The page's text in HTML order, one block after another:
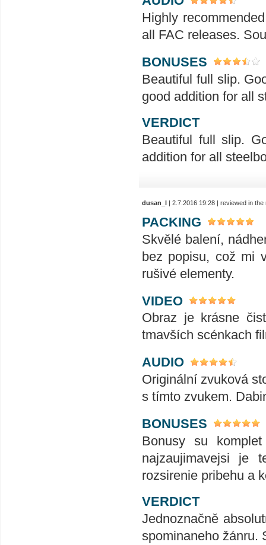
Highly
all FAC releases.
BONUSES
Beautiful full slip.
good addition for all
VERDICT
Beautiful full slip.
addition for all
dusan_l | 2.7.2016 19:28 | reviewed in
PACKING
Skvělé balení,
bez popisu, což mi
rušivé elementy.
VIDEO
Obraz je krásne
tmavších scénkach
AUDIO
Originální zvuková
s tímto zvukem.
BONUSES
Bonusy su
najzaujimavejsi je
rozsirenie pribehu a
VERDICT
Jednoznačně
spominaneho žánru.